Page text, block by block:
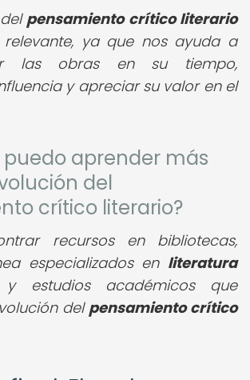
pensamiento crítico literario
relevante, ya que nos ayuda a
las obras en su tiempo,
y apreciar su valor en el
puedo aprender más
del
crítico literario?
recursos en bibliotecas,
especializados en literatura
estudios académicos que
del pensamiento crítico